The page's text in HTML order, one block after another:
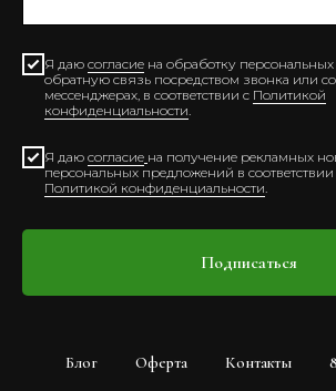
Я даю согласие на обработку
обратную связь посредством звонка или
мессенджерах, в соответствии с Политикой
конфиденциальности.
Я даю согласие на получение рекламных
персональных предложений в соответствии
Политикой конфиденциальности.
Подписаться
Блог Оферта Контакты